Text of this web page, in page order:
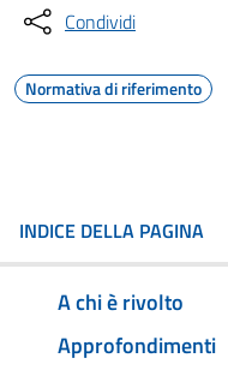
Condividi
Normativa di riferimento
INDICE DELLA PAGINA
A chi è rivolto
Approfondimenti